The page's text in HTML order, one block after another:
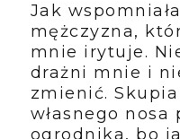
Jak
mężczyzna,
mnie irytuje.
drażni mnie i
zmienić.
własnego nosa
ogrodnika, bo